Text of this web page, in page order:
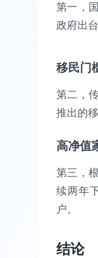
第一，
政府出
移民门
第二，
推出的
高净值
第三，
续两年
户。
结论